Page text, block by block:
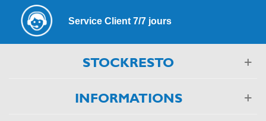
Service Client 7/7 jours
STOCKRESTO
INFORMATIONS